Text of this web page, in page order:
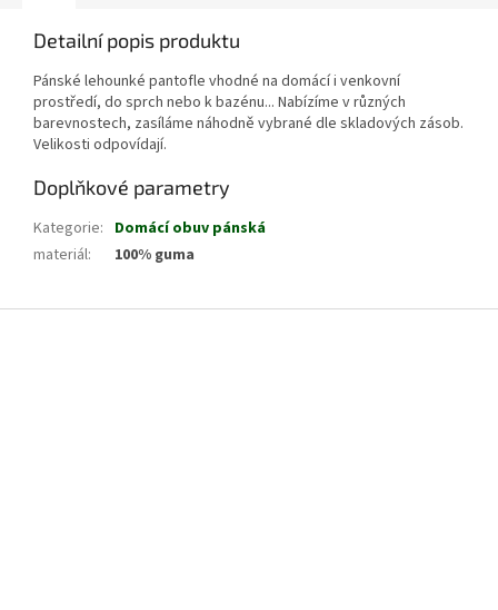
Detailní popis produktu
Pánské lehounké pantofle vhodné na domácí i venkovní
prostředí, do sprch nebo k bazénu... Nabízíme v různých
barevnostech, zasíláme náhodně vybrané dle skladových zásob.
Velikosti odpovídají.
Doplňkové parametry
Kategorie: Domácí obuv pánská
materiál: 100% guma